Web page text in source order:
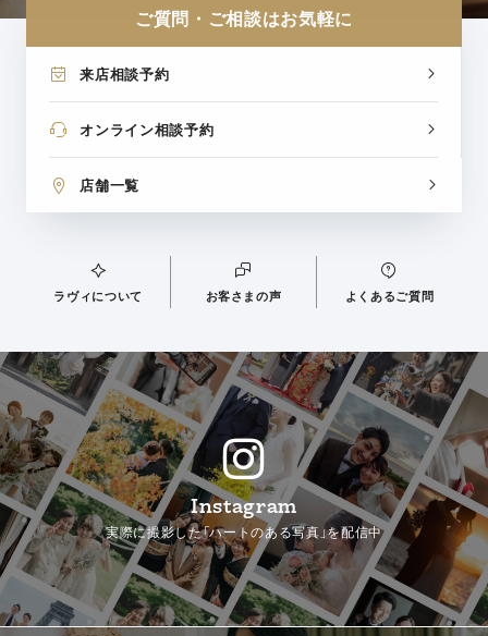
ご質問・ご相談はお気軽に
来店相談予約
オンライン相談予約
店舗一覧
ラヴィについて お客さまの声 よくあるご質問
Instagram
実際に撮影した「ハートのある写真」を配信中